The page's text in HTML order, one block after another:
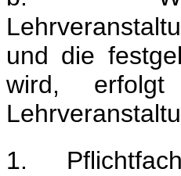
und die
wird,
1.